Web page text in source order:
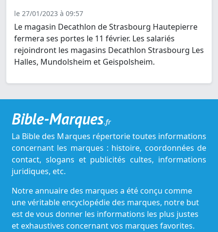
le 27/01/2023 à 09:57
Le magasin Decathlon de Strasbourg Hautepierre
fermera ses portes le 11 février. Les salariés
rejoindront les magasins Decathlon Strasbourg Les
Halles, Mundolsheim et Geispolsheim.
Bible-Marques.fr
La Bible des Marques répertorie toutes informations
concernant les marques : histoire, coordonnées de
contact, slogans et publicités cultes, informations
juridiques, etc.
Notre annuaire des marques a été conçu comme
une véritable encyclopédie des marques, notre but
est de vous donner les informations les plus justes
et exhaustives concernant vos marques favorites.